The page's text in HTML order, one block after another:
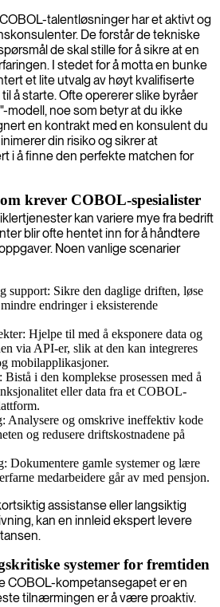
talentløsninger har et aktivt og
De forstår de tekniske
de skal stille for å sikre at en
I stedet for å motta en bunke
et lite utvalg av høyt kvalifiserte
å starte. Ofte opererer slike byråer
modell, noe som betyr at du ikke
en kontrakt med en konsulent du
din risiko og sikrer at
i å finne den perfekte matchen for
krever COBOL-spesialister
kan variere mye fra bedrift
blir ofte hentet inn for å håndtere
Noen vanlige scenarier
support: Sikre den daglige driften, løse
endringer i eksisterende
Hjelpe til med å eksponere data og
via API-er, slik at den kan integreres
mobilapplikasjoner.
i den komplekse prosessen med å
eller data fra et COBOL-
Analysere og omskrive ineffektiv kode
og redusere driftskostnadene på
Dokumentere gamle systemer og lære
medarbeidere går av med pensjon.
assistanse eller langsiktig
kan en innleid ekspert levere
systemer for fremtiden
COBOL-kompetansegapet er en
tilnærmingen er å være proaktiv.